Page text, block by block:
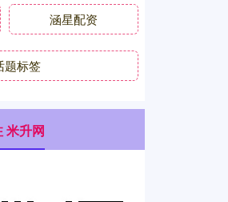
涵星配资
题标签
米升网